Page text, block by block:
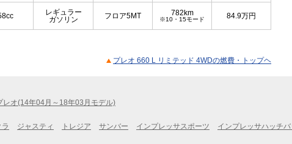
レギュラー
ガソリン
フロア5MT 782km
※10・15モード 84.9万円
プレオ 660 L リミテッド 4WDの燃費・トップヘ
レオ(14年04月～18年03月モデル)
ジャスティ トレジア サンバー インプレッサスポーツ インプレッサハッチバ